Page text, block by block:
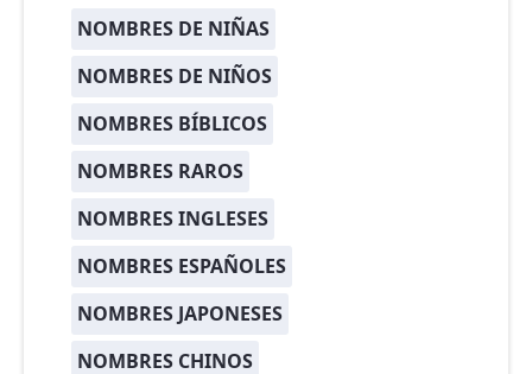
NOMBRES DE NIÑAS
NOMBRES DE NIÑOS
NOMBRES BÍBLICOS
NOMBRES RAROS
NOMBRES INGLESES
NOMBRES ESPAÑOLES
NOMBRES JAPONESES
NOMBRES CHINOS